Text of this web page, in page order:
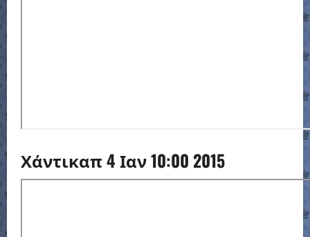
Χάντικαπ 4 Ιαν 10:00 2015